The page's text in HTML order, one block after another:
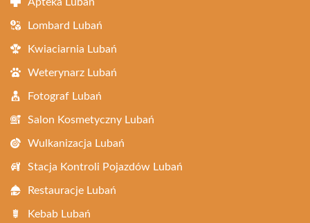
Lombard Lubań
Kwiaciarnia Lubań
Weterynarz Lubań
Fotograf Lubań
Salon Kosmetyczny Lubań
Wulkanizacja Lubań
Stacja Kontroli Pojazdów Lubań
Restauracje Lubań
Kebab Lubań